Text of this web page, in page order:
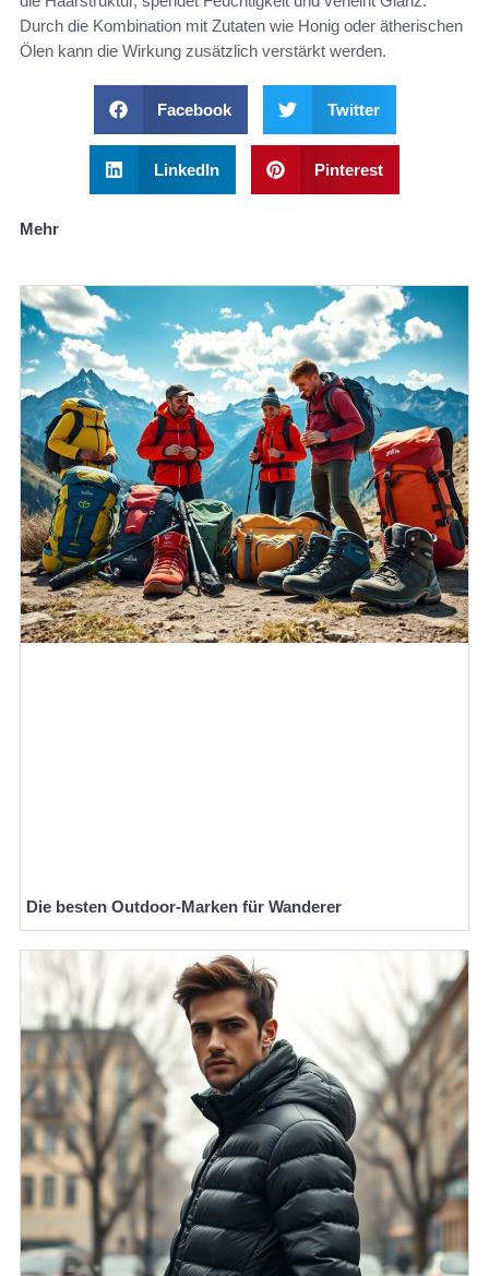
Durch die Kombination mit Zutaten wie Honig oder ätherischen
Ölen kann die Wirkung zusätzlich verstärkt werden.
Facebook Twitter
LinkedIn Pinterest
Mehr
Die besten Outdoor-Marken für Wanderer